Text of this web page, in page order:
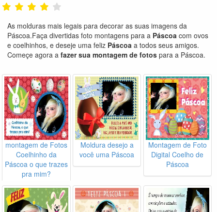
As molduras mais legais para decorar as suas imagens da
Páscoa.Faça divertidas foto montagens para a Páscoa com ovos
e coelhinhos, e deseje uma feliz Páscoa a todos seus amigos.
Começe agora a fazer sua montagem de fotos para a Páscoa.
montagem de Fotos
Coelhinho da
Páscoa o que trazes
pra mim?
Moldura desejo a
você uma Páscoa
Montagem de Foto
Digital Coelho de
Páscoa